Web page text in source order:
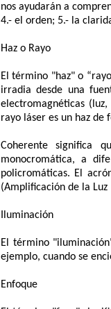
nos ayudarán a
4.- el orden; 5.- la
Haz o Rayo
El término "haz"o
irradia desde una
electromagnéticas
rayo láser es un haz de
Coherente significa
monocromática, a
policromáticas. El
(Amplificación de la L
Iluminación
El término
ejemplo, cuando se
Enfoque